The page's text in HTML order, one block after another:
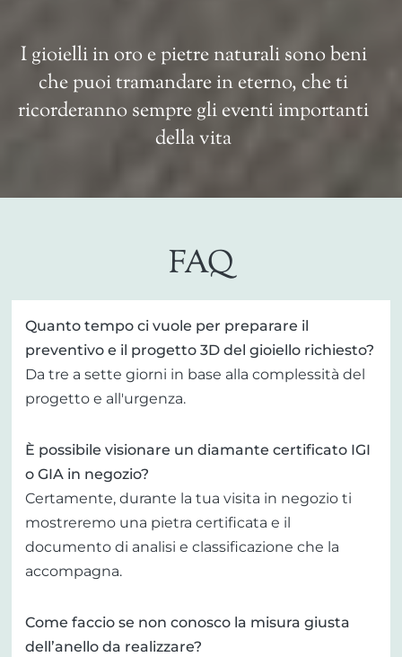
I gioielli in oro e pietre naturali sono beni
che puoi tramandare in eterno, che ti
ricorderanno sempre gli eventi importanti
della vita
FAQ
Quanto tempo ci vuole per preparare il
preventivo e il progetto 3D del gioiello richiesto?
Da tre a sette giorni in base alla complessità del
progetto e all'urgenza.
È possibile visionare un diamante certificato IGI
o GIA in negozio?
Certamente, durante la tua visita in negozio ti
mostreremo una pietra certificata e il
documento di analisi e classificazione che la
accompagna.
Come faccio se non conosco la misura giusta
dell’anello da realizzare?